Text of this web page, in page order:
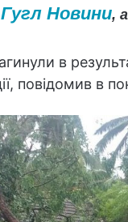
Гугл Новини,
в
повідомив в